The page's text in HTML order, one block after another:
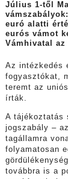
Július 1-től
euró alatti
eurós vámot
Vámhivatal az
Az intézkedés
fogyasztókat,
teremt az
írták.
A tájékoztatás
jogszabály –
tagállamra
folyamatosan
továbbra is a